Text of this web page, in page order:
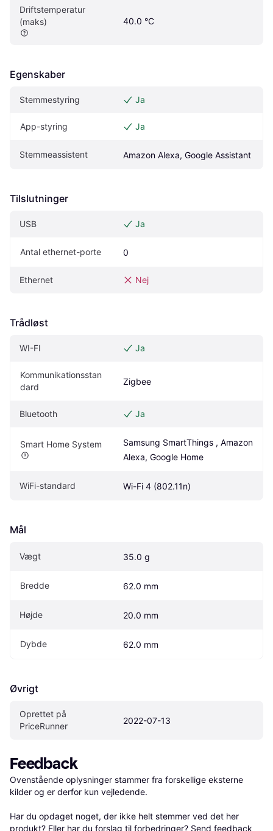
Driftstemperatur
(maks)
40.0 °C
Egenskaber
Stemmestyring Ja
App-styring Ja
Stemmeassistent Amazon Alexa, Google Assistant
Tilslutninger
USB Ja
Antal ethernet-porte 0
Ethernet Nej
Trådløst
WI-FI Ja
Kommunikationsstan
dard
Zigbee
Bluetooth Ja
Smart Home System
Samsung SmartThings , Amazon
Alexa, Google Home
WiFi-standard Wi-Fi 4 (802.11n)
Mål
Vægt 35.0 g
Bredde 62.0 mm
Højde 20.0 mm
Dybde 62.0 mm
Øvrigt
Oprettet på
PriceRunner
2022-07-13
Feedback
Ovenstående oplysninger stammer fra forskellige eksterne
kilder og er derfor kun vejledende.
Har du opdaget noget, der ikke helt stemmer ved det her
produkt? Eller har du forslag til forbedringer? Send feedback